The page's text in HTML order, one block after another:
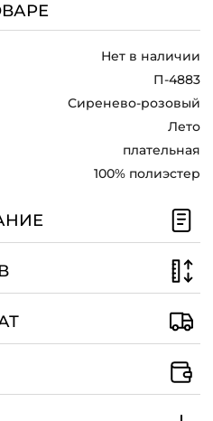
Нет в наличии
П-4883
Сиренево-розовый
Лето
плательная
100% полиэстер